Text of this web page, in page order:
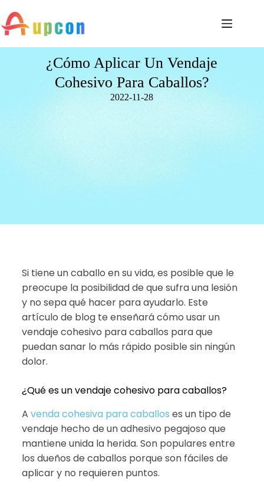
¿Cómo Aplicar Un Vendaje
Cohesivo Para Caballos?
2022-11-28
Si tiene un caballo en su vida, es posible que le
preocupe la posibilidad de que sufra una lesión
y no sepa qué hacer para ayudarlo. Este
artículo de blog te enseñará cómo usar un
vendaje cohesivo para caballos para que
puedan sanar lo más rápido posible sin ningún
dolor.
¿Qué es un vendaje cohesivo para caballos?
A venda cohesiva para caballos es un tipo de
vendaje hecho de un adhesivo pegajoso que
mantiene unida la herida. Son populares entre
los dueños de caballos porque son fáciles de
aplicar y no requieren puntos.